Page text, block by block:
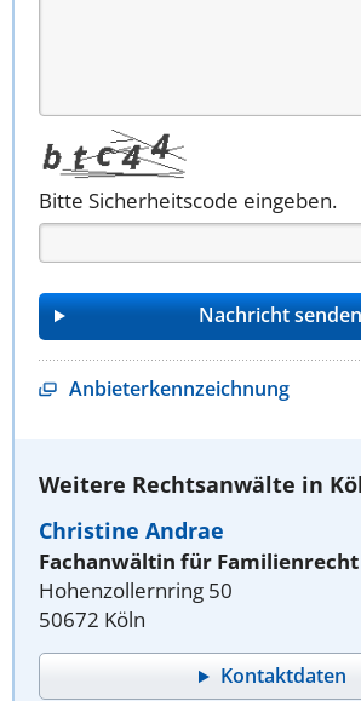
Bitte Sicherheitscode eingeben.
Anbieterkennzeichnung
Weitere Rechtsanwälte in
Christine Andrae
Fachanwältin für Familienrecht
Hohenzollernring 50
50672 Köln
Kontaktdaten